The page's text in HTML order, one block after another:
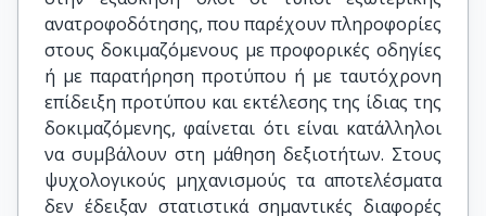
ανατροφοδότησης, που παρέχουν πληροφορίες
στους δοκιμαζόμενους με προφορικές οδηγίες
ή με παρατήρηση προτύπου ή με ταυτόχρονη
επίδειξη προτύπου και εκτέλεσης της ίδιας της
δοκιμαζόμενης, φαίνεται ότι είναι κατάλληλοι
να συμβάλουν στη μάθηση δεξιοτήτων. Στους
ψυχολογικούς μηχανισμούς τα αποτελέσματα
δεν έδειξαν στατιστικά σημαντικές διαφορές